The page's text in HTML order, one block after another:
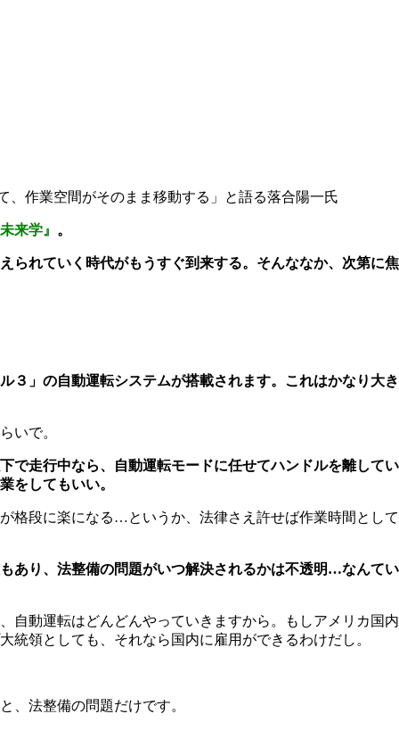
、作業空間がそのまま移動する」と語る落合陽一氏
来学』 。
られていく時代がもうすぐ到来する。そんななか、次第に焦
」の自動運転システムが搭載されます。これはかなり大き
いで。
走行中なら、自動運転モードに任せてハンドルを離してい
をしてもいい。
格段に楽になる…というか、法律さえ許せば作業時間として
あり、法整備の問題がいつ解決されるかは不透明…なんてい
動運転はどんどんやっていきますから。もしアメリカ国内
領としても、それなら国内に雇用ができるわけだし。
、法整備の問題だけです。